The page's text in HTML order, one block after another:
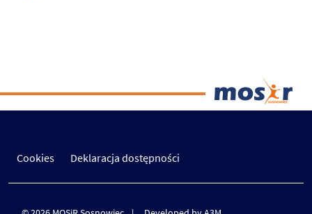
Cookies Deklaracja dostępności